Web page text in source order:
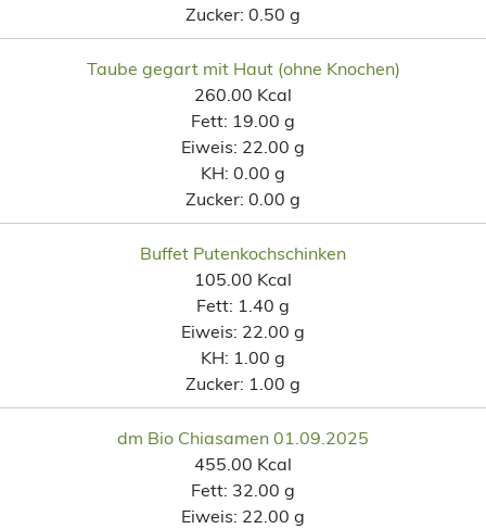
Zucker: 0.50 g
Taube gegart mit Haut (ohne Knochen)
260.00 Kcal
Fett: 19.00 g
Eiweis: 22.00 g
KH: 0.00 g
Zucker: 0.00 g
Buffet Putenkochschinken
105.00 Kcal
Fett: 1.40 g
Eiweis: 22.00 g
KH: 1.00 g
Zucker: 1.00 g
dm Bio Chiasamen 01.09.2025
455.00 Kcal
Fett: 32.00 g
Eiweis: 22.00 g